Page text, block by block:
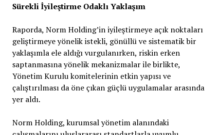
Sürekli İyileştirme Odaklı Yaklaşım
Raporda, Norm Holding’in iyileştirmeye açık noktaları
geliştirmeye yönelik istekli, gönüllü ve sistematik bir
yaklaşımla ele aldığı vurgulanırken, riskin erken
saptanmasına yönelik mekanizmalar ile birlikte,
Yönetim Kurulu komitelerinin etkin yapısı ve
çalıştırılması da öne çıkan güçlü uygulamalar arasında
yer aldı.
Norm Holding, kurumsal yönetim alanındaki